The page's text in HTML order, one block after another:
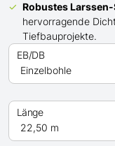
Robustes
hervorragende
Tiefbauprojekte.
EB/DB
Länge